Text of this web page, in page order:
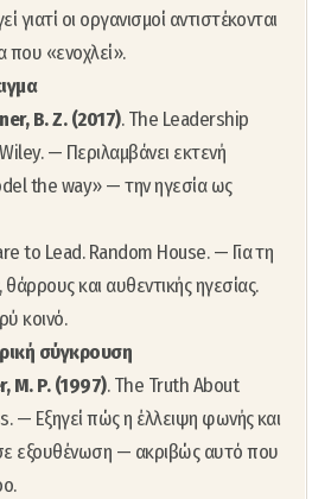
γιατί οι οργανισμοί αντιστέκονται
που «ενοχλεί».
B. Z. (2017). The Leadership
— Περιλαμβάνει εκτενή
the way» — την ηγεσία ως
to Lead. Random House. — Για τη
και αυθεντικής ηγεσίας.
κοινό.
σύγκρουση
M. P. (1997). The Truth About
— Εξηγεί πώς η έλλειψη φωνής και
εξουθένωση — ακριβώς αυτό που